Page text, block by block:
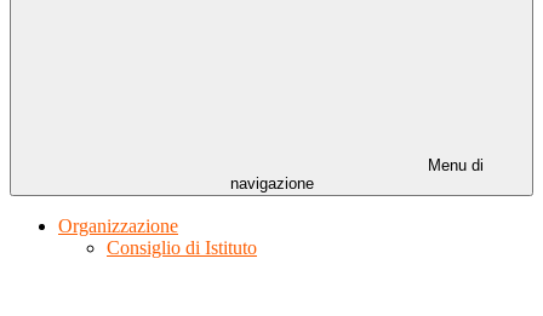
Menu di
navigazione
Organizzazione
Consiglio di Istituto